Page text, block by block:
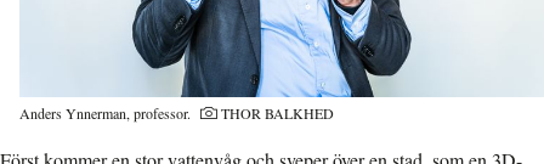
Anders Ynnerman, professor. THOR BALKHED